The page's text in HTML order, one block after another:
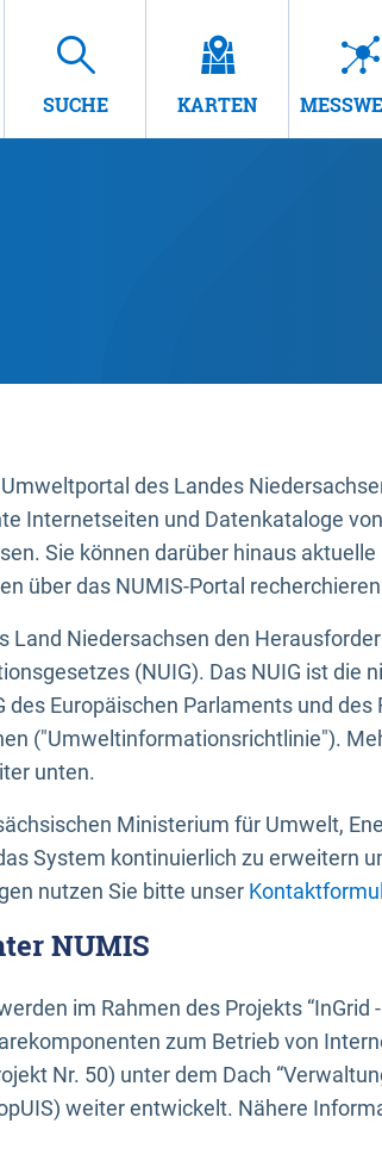
SUCHE KARTEN
des Landes
Internetseiten und Datenkataloge
Sie können darüber hinaus
über das NUMIS-Portal
Land Niedersachsen den
(NUIG). Das NUIG ist die
Europäischen Parlaments und des
("Umweltinformationsrichtlinie").
unten.
Ministerium für Umwelt,
System kontinuierlich zu erweitern
nutzen Sie bitte unser
NUMIS
im Rahmen des Projekts “InGrid
zum Betrieb von
Nr. 50) unter dem Dach
weiter entwickelt. Nähere